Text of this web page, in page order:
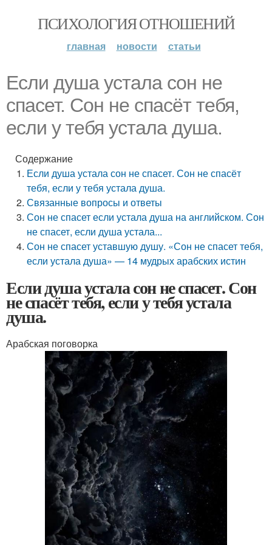
ПСИХОЛОГИЯ ОТНОШЕНИЙ
главная новости статьи
Если душа устала сон не
спасет. Сон не спасёт тебя,
если у тебя устала душа.
Содержание
Если душа устала сон не спасет. Сон не спасёт
тебя, если у тебя устала душа.
Связанные вопросы и ответы
Сон не спасет если устала душа на английском. Сон
не спасет, если душа устала...
Сон не спасет уставшую душу. «Сон не спасет тебя,
если устала душа» — 14 мудрых арабских истин
Если душа устала сон не спасет. Сон
не спасёт тебя, если у тебя устала
душа.
Арабская поговорка